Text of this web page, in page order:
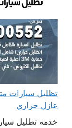
عازل حراري
خدمة تظليل